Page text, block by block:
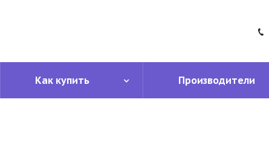
Как купить Производители